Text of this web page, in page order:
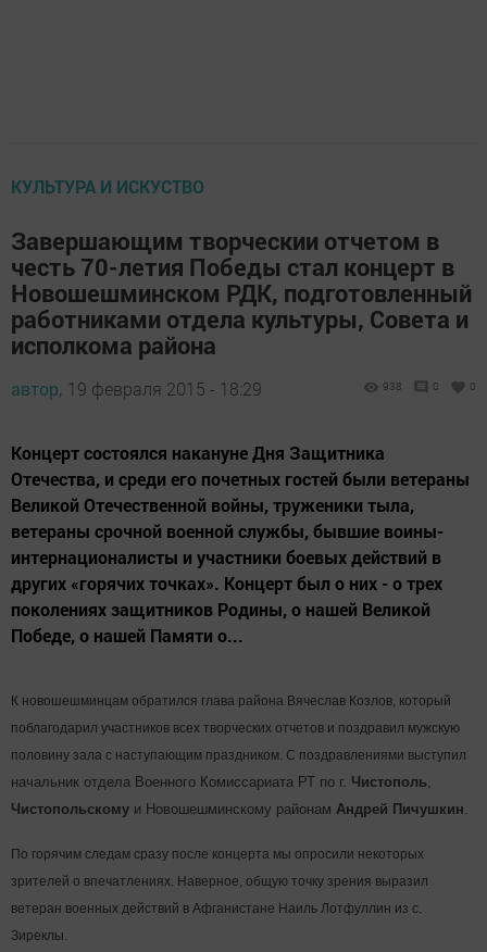
КУЛЬТУРА И ИСКУСТВО
Завершающим творческии отчетом в
честь 70-летия Победы стал концерт в
Новошешминском РДК, подготовленный
работниками отдела культуры, Совета и
исполкома района
автор, 19 февраля 2015 - 18:29 938 0 0
Концерт состоялся накануне Дня Защитника
Отечества, и среди его почетных гостей были ветераны
Великой Отечественной войны, труженики тыла,
ветераны срочной военной службы, бывшие воины-
интернационалисты и участники боевых действий в
других «горячих точках». Концерт был о них - о трех
поколениях защитников Родины, о нашей Великой
Победе, о нашей Памяти о...
К новошешминцам обратился глава района Вячеслав Козлов, который
поблагодарил участников всех творческих отчетов и поздравил мужскую
половину зала с наступающим праздником. С поздравлениями выступил
начальник отдела Военного Комиссариата РТ по г. Чистополь,
Чистопольскому и Новошешминскому районам Андрей Пичушкин.
По горячим следам сразу после концерта мы опросили некоторых
зрителей о впечатлениях. Наверное, общую точку зрения выразил
ветеран военных действий в Афганистане Наиль Лотфуллин из с.
Зиреклы.